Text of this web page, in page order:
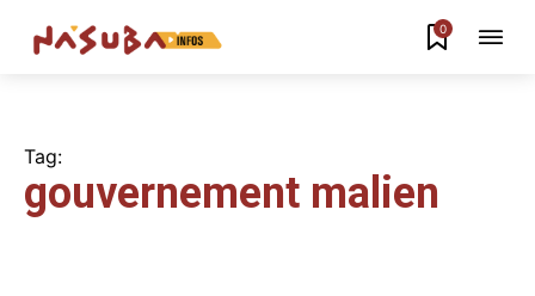
0
Tag:
gouvernement malien